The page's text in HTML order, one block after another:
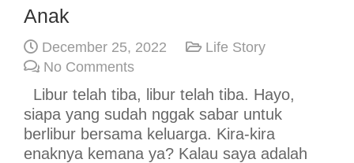
Anak
December 25, 2022
Life Story
No Comments
Libur telah tiba, libur telah tiba. Hayo,
siapa yang sudah nggak sabar untuk
berlibur bersama keluarga. Kira-kira
enaknya kemana ya? Kalau saya adalah